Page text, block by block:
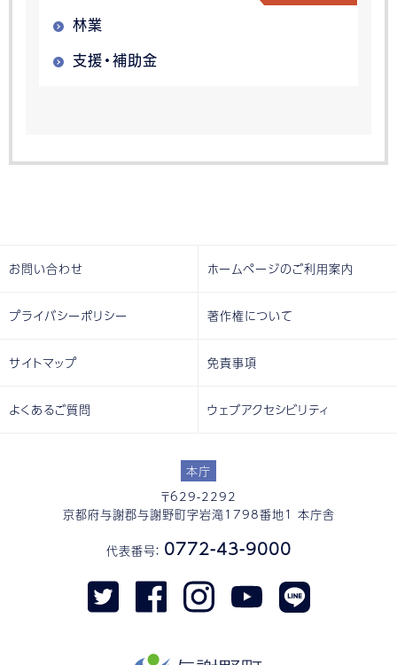
林業
支援・補助金
本庁
〒629-2292
京都府与謝郡与謝野町字岩滝1798番地1 本庁舎
代表番号： 0772-43-9000
お問い合わせ ホームページのご利用案内
プライバシーポリシー 著作権について
サイトマップ 免責事項
よくあるご質問 ウェブアクセシビリティ